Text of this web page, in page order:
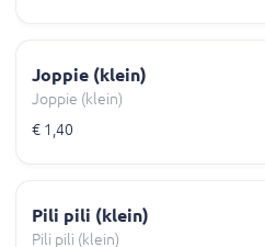
Joppie (klein)
Joppie (klein)
€ 1,40
Pili pili (klein)
Pili pili (klein)